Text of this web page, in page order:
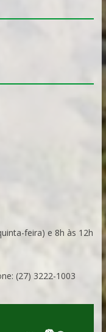
feira) e 8h às 12h
(27) 3222-1003